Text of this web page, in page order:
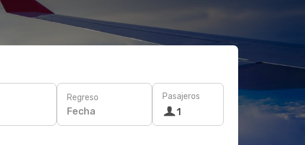
Regreso
Fecha
Pasajeros
1